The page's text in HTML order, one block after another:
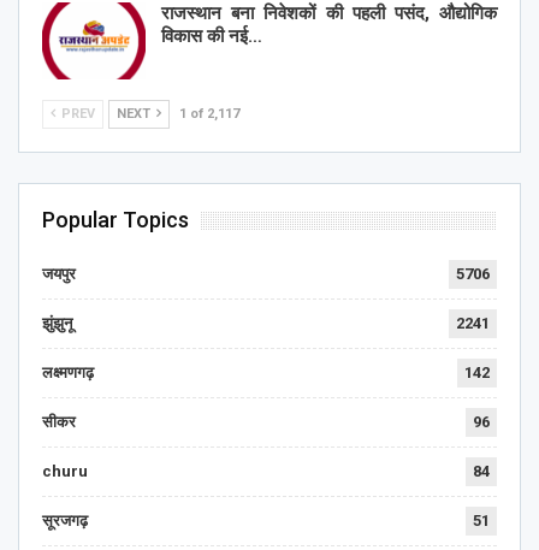
राजस्थान बना निवेशकों की पहली पसंद, औद्योगिक
विकास की नई…
PREV NEXT 1 of 2,117
Popular Topics
जयपुर 5706
झुंझुनू 2241
लक्ष्मणगढ़ 142
सीकर 96
churu 84
सूरजगढ़ 51